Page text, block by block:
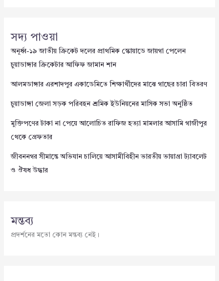
সদ্য পাওয়া
অনূর্ধ্ব-১৯ জাতীয় ক্রিকেট দলের প্রাথমিক স্কোয়াডে জায়গা পেলেন
চুয়াডাঙ্গার ক্রিকেটার আফিফ জামান শান
আলমডাঙ্গার এরশাদপুর একাডেমিতে শিক্ষার্থীদের মাঝে গাছের চারা বিতরণ
চুয়াডাঙ্গা জেলা সড়ক পরিবহন শ্রমিক ইউনিয়নের মাসিক সভা অনুষ্ঠিত
মুক্তিপণের টাকা না পেয়ে আলোচিত রাফিজ হত্যা মামলার আসামি গাজীপুর
থেকে গ্রেফতার
জীবননগর সীমান্তে অভিযান চালিয়ে আসামীবিহীন ভারতীয় ভায়াগ্রা ট্যাবলেট
ও ঔষধ উদ্ধার
মন্তব্য
প্রদর্শনের মতো কোন মন্তব্য নেই।